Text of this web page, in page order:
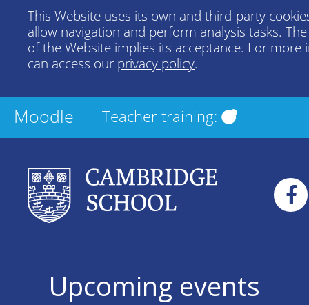
This Website uses its own and third-party
allow navigation and perform analysis tasks.
of the Website implies its acceptance. For more
can access our privacy policy.
Moodle Teacher training:
Upcoming events